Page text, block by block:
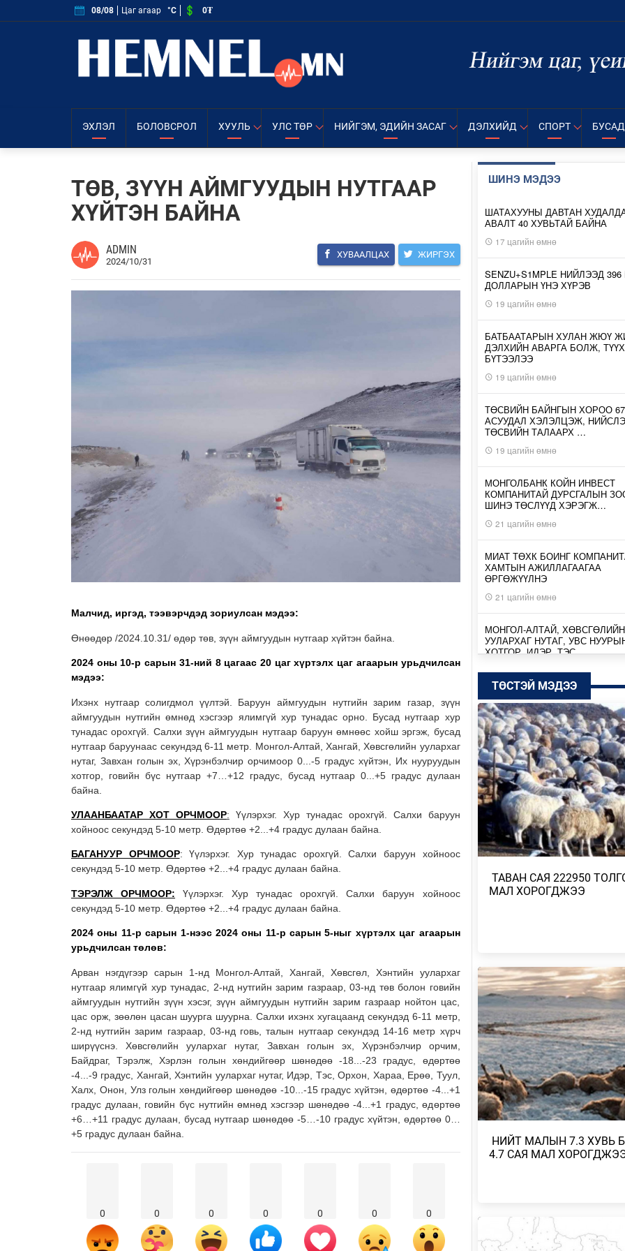
08/08 Цаг агаар °C 0₮
ЭХЛЭЛ БОЛОВСРОЛ ХУУЛЬ УЛС ТӨР НИЙГЭМ, ЭДИЙН ЗАСАГ ДЭЛХИЙД СПОРТ БУСАД
ТӨВ, ЗҮҮН АЙМГУУДЫН НУТГААР
ХҮЙТЭН БАЙНА
ADMIN
2024/10/31
ХУВААЛЦАХ ЖИРГЭХ
Малчид, иргэд, тээвэрчдэд зориулсан мэдээ:
Өнөөдөр /2024.10.31/ өдөр төв, зүүн аймгуудын нутгаар хүйтэн байна.
2024 оны 10-р сарын 31-ний 8 цагаас 20 цаг хүртэлх цаг агаарын урьдчилсан
мэдээ:
Ихэнх нутгаар солигдмол үүлтэй. Баруун аймгуудын нутгийн зарим газар, зүүн
аймгуудын нутгийн өмнөд хэсгээр ялимгүй хур тунадас орно. Бусад нутгаар хур
тунадас орохгүй. Салхи зүүн аймгуудын нутгаар баруун өмнөөс хойш эргэж, бусад
нутгаар баруунаас секундэд 6-11 метр. Монгол-Алтай, Хангай, Хөвсгөлийн уулархаг
нутаг, Завхан голын эх, Хүрэнбэлчир орчимоор 0...-5 градус хүйтэн, Их нууруудын
хотгор, говийн бүс нутгаар +7…+12 градус, бусад нутгаар 0...+5 градус дулаан
байна.
УЛААНБААТАР ХОТ ОРЧМООР: Үүлэрхэг. Хур тунадас орохгүй. Салхи баруун
хойноос секундэд 5-10 метр. Өдөртөө +2...+4 градус дулаан байна.
БАГАНУУР ОРЧМООР: Үүлэрхэг. Хур тунадас орохгүй. Салхи баруун хойноос
секундэд 5-10 метр. Өдөртөө +2...+4 градус дулаан байна.
ТЭРЭЛЖ ОРЧМООР: Үүлэрхэг. Хур тунадас орохгүй. Салхи баруун хойноос
секундэд 5-10 метр. Өдөртөө +2...+4 градус дулаан байна.
2024 оны 11-р сарын 1-нээс 2024 оны 11-р сарын 5-ныг хүртэлх цаг агаарын
урьдчилсан төлөв:
Арван нэгдүгээр сарын 1-нд Монгол-Алтай, Хангай, Хөвсгөл, Хэнтийн уулархаг
нутгаар ялимгүй хур тунадас, 2-нд нутгийн зарим газраар, 03-нд төв болон говийн
аймгуудын нутгийн зүүн хэсэг, зүүн аймгуудын нутгийн зарим газраар нойтон цас,
цас орж, зөөлөн цасан шуурга шуурна. Салхи ихэнх хугацаанд секундэд 6-11 метр,
2-нд нутгийн зарим газраар, 03-нд говь, талын нутгаар секундэд 14-16 метр хүрч
ширүүснэ. Хөвсгөлийн уулархаг нутаг, Завхан голын эх, Хүрэнбэлчир орчим,
Байдраг, Тэрэлж, Хэрлэн голын хөндийгөөр шөнөдөө -18...-23 градус, өдөртөө
-4...-9 градус, Хангай, Хэнтийн уулархаг нутаг, Идэр, Тэс, Орхон, Хараа, Ерөө, Туул,
Халх, Онон, Улз голын хөндийгөөр шөнөдөө -10...-15 градус хүйтэн, өдөртөө -4...+1
градус дулаан, говийн бүс нутгийн өмнөд хэсгээр шөнөдөө -4...+1 градус, өдөртөө
+6…+11 градус дулаан, бусад нутгаар шөнөдөө -5…-10 градус хүйтэн, өдөртөө 0…
+5 градус дулаан байна.
0 0 0 0 0 0 0
ШИНЭ МЭДЭЭ
ШАТАХУУНЫ ДАВТАН
АВАЛТ 40 ХУВЬТАЙ БАЙНА
17 цагийн өмнө
SENZU+S1MPLE НИЙЛЭЭД
ДОЛЛАРЫН ҮНЭ ХҮРЭВ
19 цагийн өмнө
БАТБААТАРЫН ХУЛАН ЖЮҮ
ДЭЛХИЙН АВАРГА БОЛЖ, ТҮҮХ
БҮТЭЭЛЭЭ
19 цагийн өмнө
ТӨСВИЙН БАЙНГЫН ХОРОО 67
АСУУДАЛ ХЭЛЭЛЦЭЖ,
ТӨСВИЙН ТАЛААРХ …
19 цагийн өмнө
МОНГОЛБАНК КОЙН ИНВЕСТ
КОМПАНИТАЙ ДУРСГАЛЫН
ШИНЭ ТӨСЛҮҮД ХЭРЭГЖ…
21 цагийн өмнө
МИАТ ТӨХК БОИНГ
ХАМТЫН АЖИЛЛАГААГАА
ӨРГӨЖҮҮЛНЭ
21 цагийн өмнө
МОНГОЛ-АЛТАЙ, ХӨВСГӨЛИЙН
УУЛАРХАГ НУТАГ, УВС
ХОТГОР, ИДЭР, ТЭС,…
21 цагийн өмнө
МОНГОЛ-АЛТАЙ, ХӨВСГӨЛИЙН
УУЛАРХАГ НУТАГ, ДОРНОД-
ДАРЬГАНГЫН ТАЛ НУТГААР…
Өчигдөр
УИХ-ЫН ДАРГА С.БЯМБАЦОГТ
АЗИЙН ЭРЭГТЭЙЧҮҮДИЙН
ВОЛЕЙБОЛЫН АВАРГА Ш…
2026/08/05
МОНГОЛ УЛС COP17-Д ТАЛ
ТӨЛӨВЛӨГӨӨГӨӨ
2026/08/05
ТӨСВИЙН ХЭМНЭЛТ ХИЙХ
ГАЗРЫН ТОГТООЛ
2026/08/05
АВТОБЕНЗИН, ДИЗЕЛИЙН
ОНЦГОЙ АЛБАН ТАТВАРЫГ
2026/08/05
НАЙМДУГААР САРЫН 15-НЫ
ЕСДҮГЭЭР САРЫН 12-НЫГ
ТЭГШ, СОНДГ…
2026/08/05
2026/08/05
ТӨСТЭЙ МЭДЭЭ
ТАВАН САЯ 222950
МАЛ ХОРОГДЖЭЭ
НИЙТ МАЛЫН 7.3 ХУВЬ
4.7 САЯ МАЛ